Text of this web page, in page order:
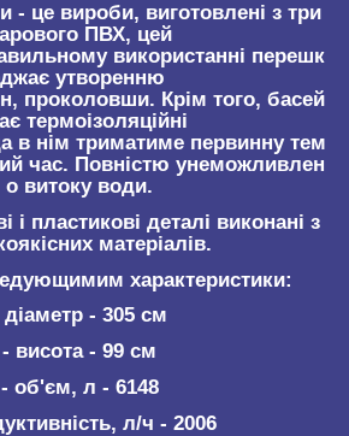
- це вироби, виготовлені з три
ПВХ, цей
використанні перешк
утворенню
проколовши. Крім того, басей
термоізоляційні
в нім триматиме первинну тем
час. Повністю унеможливлен
о витоку води.
і пластикові деталі виконані з
матеріалів.
характеристики:
діаметр - 305 см
- висота - 99 см
- об'єм, л - 6148
л/ч - 2006